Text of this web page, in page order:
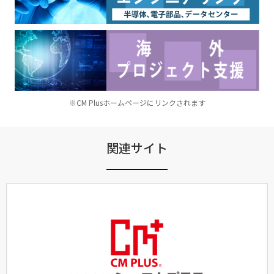
※CM Plusホームページにリンクされます
関連サイト